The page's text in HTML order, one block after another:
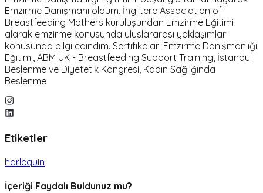
Emzirme Danışmanı oldum. İngiltere Association of
Breastfeeding Mothers kuruluşundan Emzirme Eğitimi
alarak emzirme konusunda uluslararası yaklaşımlar
konusunda bilgi edindim. Sertifikalar: Emzirme Danışmanlığı
Eğitimi, ABM UK - Breastfeeding Support Training, İstanbul
Beslenme ve Diyetetik Kongresi, Kadın Sağlığında
Beslenme
Etiketler
harlequin
İçeriği Faydalı Buldunuz mu?